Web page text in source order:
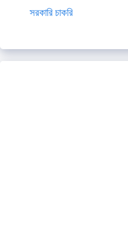
সরকারি চাকরি